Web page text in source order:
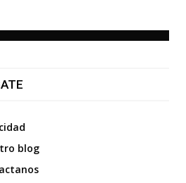
blog